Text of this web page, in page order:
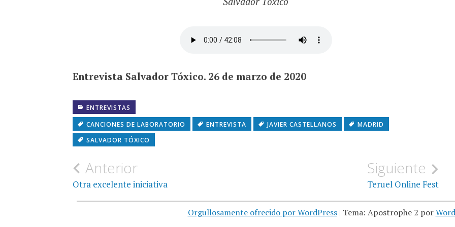
Entrevista Salvador Tóxico. 26 de marzo de 2020
ENTREVISTAS
CANCIONES DE LABORATORIO
ENTREVISTA JAVIER CASTELLANOS
MADRID
SALVADOR TÓXICO
Navegación
de
Anterior
Otra excelente iniciativa
Siguiente
Teruel Online Fest
Orgullosamente ofrecido por WordPress | Tema: Apostrophe 2 por